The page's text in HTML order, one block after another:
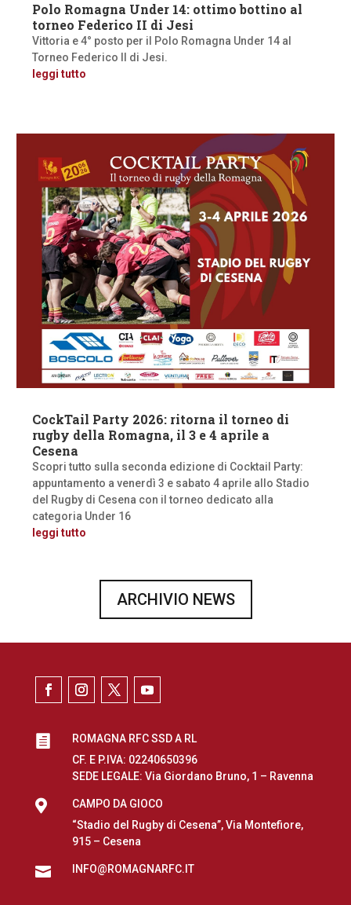
Polo Romagna Under 14: ottimo bottino al
torneo Federico II di Jesi
Vittoria e 4° posto per il Polo Romagna Under 14 al
Torneo Federico II di Jesi.
leggi tutto
CockTail Party 2026: ritorna il torneo di
rugby della Romagna, il 3 e 4 aprile a
Cesena
Scopri tutto sulla seconda edizione di Cocktail Party:
appuntamento a venerdì 3 e sabato 4 aprile allo Stadio
del Rugby di Cesena con il torneo dedicato alla
categoria Under 16
leggi tutto
ARCHIVIO NEWS

ROMAGNA RFC SSD A RL
CF. E P.IVA: 02240650396
SEDE LEGALE: Via Giordano Bruno, 1 – Ravenna

CAMPO DA GIOCO
“Stadio del Rugby di Cesena”, Via Montefiore,
915 – Cesena
 INFO@ROMAGNARFC.IT